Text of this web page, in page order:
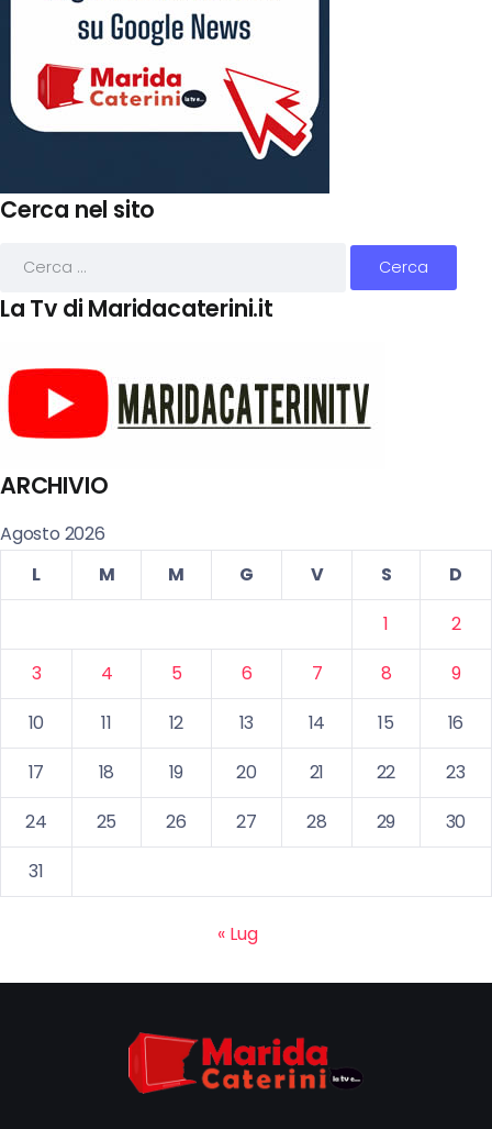
Cerca nel sito
La Tv di Maridacaterini.it
ARCHIVIO
Agosto 2026
L
M M G V S
D
1
2
3
4 5 6 7 8
9
10
11 12 13 14 15
16
17
18 19 20 21 22
23
24
25 26 27 28 29
30
31
« Lug